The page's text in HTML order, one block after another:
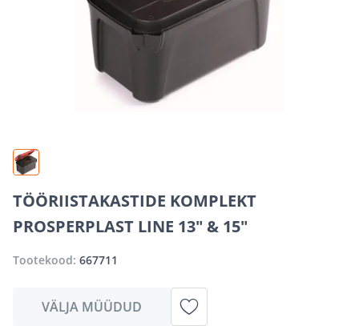
TÖÖRIISTAKASTIDE KOMPLEKT
PROSPERPLAST LINE 13" & 15"
Tootekood: 667711
VÄLJA MÜÜDUD